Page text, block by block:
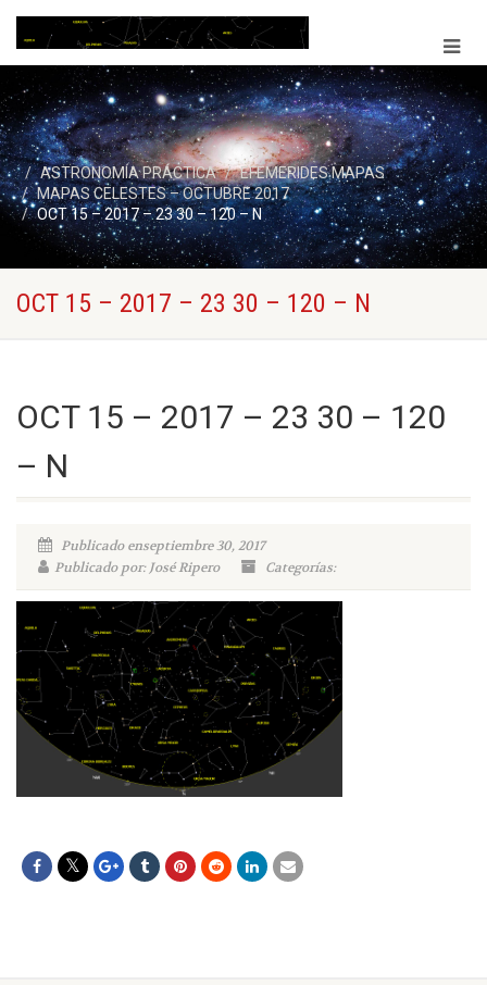
ASTRONOMÍA PRÁCTICA
EFEMERIDES MAPAS
MAPAS CELESTES – OCTUBRE 2017
OCT 15 – 2017 – 23 30 – 120 – N
OCT 15 – 2017 – 23 30 – 120 – N
OCT 15 – 2017 – 23 30 – 120
– N
Publicado enseptiembre 30, 2017
Publicado por: José Ripero
Categorías: